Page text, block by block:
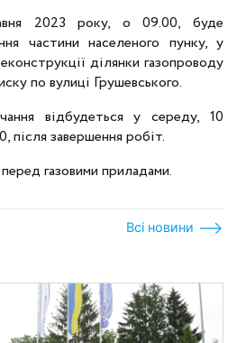
2023 року, о 09.00, буде
частини населеного пунку, у
ділянки газопроводу
по вулиці Грушевського.
відбудеться у середу, 10
після завершення робіт.
газовими приладами.
Всі новини